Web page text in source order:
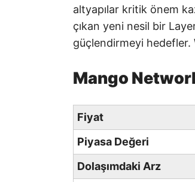
altyapılar kritik önem
çıkan yeni nesil bir
güçlendirmeyi hedefler.
Mango
Fiyat
Piyasa Değeri
Dolaşımdaki Arz